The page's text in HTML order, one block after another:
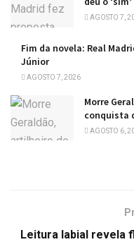
AGOSTO 7,
Fim da novela: Real
Júnior
AGOSTO 7, 2026
Morre
conquista
AGOSTO 6,
Leitura labial revela